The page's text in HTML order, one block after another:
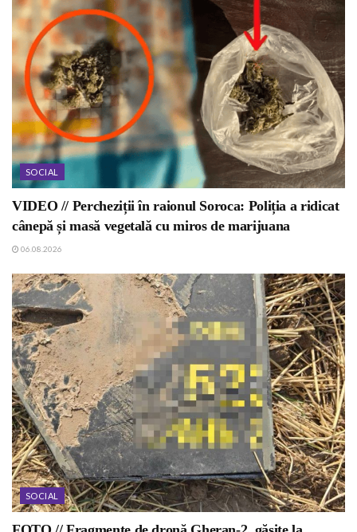
SOCIAL
VIDEO // Percheziții în raionul Soroca: Poliția a ridicat
cânepă și masă vegetală cu miros de marijuana
06.08.2026
SOCIAL